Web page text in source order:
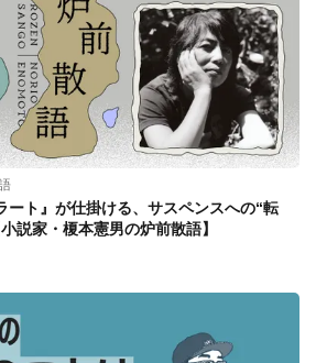
ート』が仕掛ける、サスペンスへの“転
説家・榎本憲男の炉前散語】